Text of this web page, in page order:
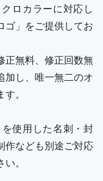
ロカラーに対応し
ゴ」をご提供してお
正無料、修正回数無
加し、唯一無二のオ
す。
使用した名刺・封
作なども別途ご対応
。